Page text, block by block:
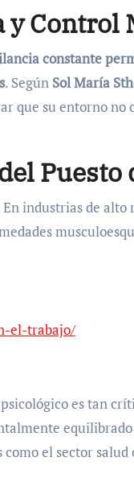
Control
constante
. Según Sol María
que su entorno no
Puesto
industrias de alto
el-trabajo/
es tan
el sector